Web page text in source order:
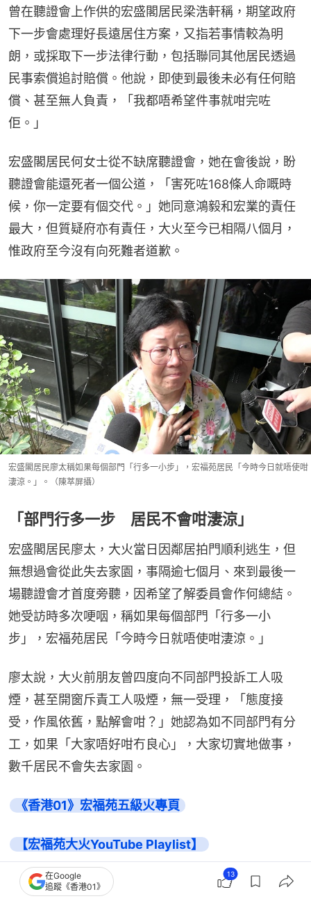
曾在聽證會上作供的宏盛閣居民梁浩軒稱，期望政府
下一步會處理好長遠居住方案，又指若事情較為明
朗，或採取下一步法律行動，包括聯同其他居民透過
民事索償追討賠償。他說，即使到最後未必有任何賠
償、甚至無人負責，「我都唔希望件事就咁完咗
佢。」
宏盛閣居民何女士從不缺席聽證會，她在會後說，盼
聽證會能還死者一個公道，「害死咗168條人命嘅時
候，你一定要有個交代。」她同意鴻毅和宏業的責任
最大，但質疑府亦有責任，大火至今已相隔八個月，
惟政府至今沒有向死難者道歉。
宏盛閣居民廖太稱如果每個部門「行多一小步」，宏福苑居民「今時今日就唔使咁
淒涼。」。（陳萃屏攝）
「部門行多一步 居民不會咁淒涼」
宏盛閣居民廖太，大火當日因鄰居拍門順利逃生，但
無想過會從此失去家園，事隔逾七個月、來到最後一
場聽證會才首度旁聽，因希望了解委員會作何總結。
她受訪時多次哽咽，稱如果每個部門「行多一小
步」，宏福苑居民「今時今日就唔使咁淒涼。」
廖太說，大火前朋友曾四度向不同部門投訴工人吸
煙，甚至開窗斥責工人吸煙，無一受理，「態度接
受，作風依舊，點解會咁？」她認為如不同部門有分
工，如果「大家唔好咁冇良心」，大家切實地做事，
數千居民不會失去家園。
《香港01》宏福苑五級火專頁
【宏福苑大火YouTube Playlist】
宏福苑聽證會7.17第三十場重點
在Google
追蹤《香港01》
13